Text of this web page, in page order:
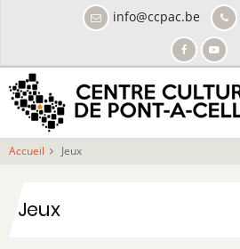
principal
info@ccpac.be
Accueil Jeux
Jeux